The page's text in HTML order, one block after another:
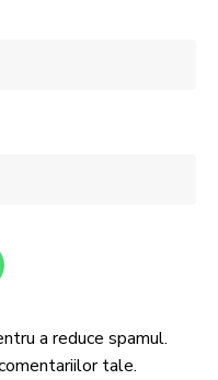
a reduce spamul.
tale.